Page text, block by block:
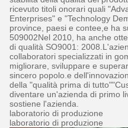
ricevuto titoli onorari quali
Enterprises" e "Technology
province, paesi e contee,e ha
509002Nel 2010, ha anche
di qualità SO9001:
collaboratori specializzati in
migliorare, sviluppare e
sincero popolo.e
della "qualità prima di
diventare un'azienda di primo
sostiene l'azienda.
laboratorio di produzione
laboratorio di produzione